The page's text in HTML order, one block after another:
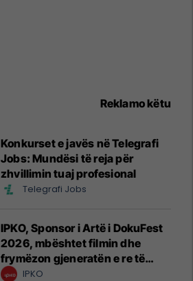
Reklamo këtu
Konkurset e javës në Telegrafi
Jobs: Mundësi të reja për
zhvillimin tuaj profesional
Telegrafi Jobs
IPKO, Sponsor i Artë i DokuFest
2026, mbështet filmin dhe
frymëzon gjeneratën e re të
krijuesve
IPKO